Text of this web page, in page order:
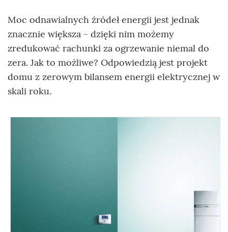
Moc odnawialnych źródeł energii jest jednak
znacznie większa - dzięki nim możemy
zredukować rachunki za ogrzewanie niemal do
zera. Jak to możliwe? Odpowiedzią jest projekt
domu z zerowym bilansem energii elektrycznej w
skali roku.